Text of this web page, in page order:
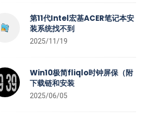
第11代Intel宏基ACER笔记本安
装系统找不到
2025/11/19
Win10极简fliqlo时钟屏保（附
下载链和安装
2025/06/05